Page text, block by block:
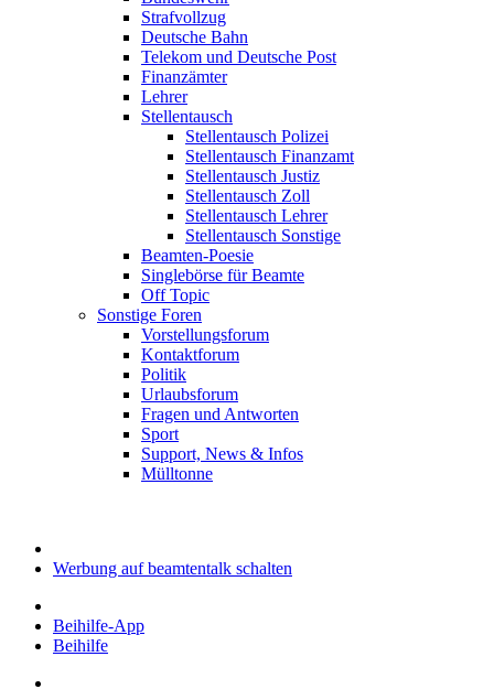
Strafvollzug
Deutsche Bahn
Telekom und Deutsche Post
Finanzämter
Lehrer
Stellentausch
Stellentausch Polizei
Stellentausch Finanzamt
Stellentausch Justiz
Stellentausch Zoll
Stellentausch Lehrer
Stellentausch Sonstige
Beamten-Poesie
Singlebörse für Beamte
Off Topic
Sonstige Foren
Vorstellungsforum
Kontaktforum
Politik
Urlaubsforum
Fragen und Antworten
Sport
Support, News & Infos
Mülltonne
Werbung auf beamtentalk schalten
Beihilfe-App
Beihilfe